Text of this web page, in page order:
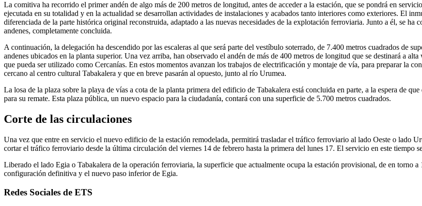
La comitiva ha recorrido el primer andén de algo más de 200 metros de longitud, antes de acceder a la estación, que se pondrá en
ejecutada en su totalidad y en la actualidad se desarrollan actividades de instalaciones y acabados tanto interiores como exteriores. El
diferenciada de la parte histórica original reconstruida, adaptado a las nuevas necesidades de la explotación ferroviaria. Junto a él, se ha
andenes, completamente concluida.
A continuación, la delegación ha descendido por las escaleras al que será parte del vestíbulo soterrado, de 7.400 metros cuadrados de
andenes ubicados en la planta superior. Una vez arriba, han observado el andén de más de 400 metros de longitud que se destinará a
que pueda ser utilizado como Cercanías. En estos momentos avanzan los trabajos de electrificación y montaje de vía, para preparar la
cercano al centro cultural Tabakalera y que en breve pasarán al opuesto, junto al río Urumea.
La losa de la plaza sobre la playa de vías a cota de la planta primera del edificio de Tabakalera está concluida en parte, a la espera de
para su remate. Esta plaza pública, un nuevo espacio para la ciudadanía, contará con una superficie de 5.700 metros cuadrados.
Corte de las circulaciones
Una vez que entre en servicio el nuevo edificio de la estación remodelada, permitirá trasladar el tráfico ferroviario al lado Oeste o lado
cortar el tráfico ferroviario desde la última circulación del viernes 14 de febrero hasta la primera del lunes 17. El servicio en este tiempo
Liberado el lado Egia o Tabakalera de la operación ferroviaria, la superficie que actualmente ocupa la estación provisional, de en torno
configuración definitiva y el nuevo paso inferior de Egia.
Redes Sociales de ETS